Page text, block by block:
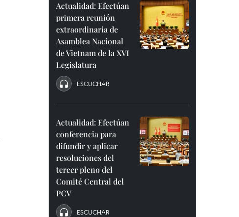
Actualidad: Efectúan
primera reunión
extraordinaria de
Asamblea Nacional
de Vietnam de la XVI
Legislatura
ESCUCHAR
Actualidad: Efectúan
conferencia para
difundir y aplicar
resoluciones del
tercer pleno del
Comité Central del
PCV
ESCUCHAR